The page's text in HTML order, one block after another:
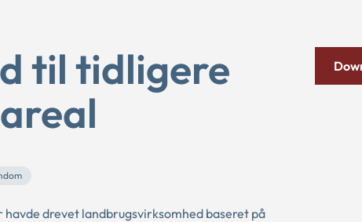
til tidligere
drevet landbrugsvirksomhed baseret på